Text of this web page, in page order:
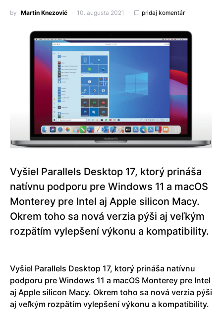
by Martin Knezović 10. augusta 2021 pridaj komentár
Vyšiel Parallels Desktop 17, ktorý prináša
natívnu podporu pre Windows 11 a macOS
Monterey pre Intel aj Apple silicon Macy.
Okrem toho sa nová verzia pýši aj veľkým
rozpätím vylepšení výkonu a kompatibility.
Vyšiel Parallels Desktop 17, ktorý prináša natívnu
podporu pre Windows 11 a macOS Monterey pre Intel
aj Apple silicon Macy. Okrem toho sa nová verzia pýši
aj veľkým rozpätím vylepšení výkonu a kompatibility.